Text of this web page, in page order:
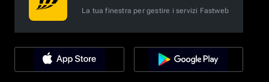
La tua finestra per gestire i servizi Fastweb